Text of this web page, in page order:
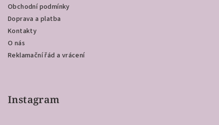
Obchodní podmínky
Doprava a platba
Kontakty
O nás
Reklamační řád a vrácení
Instagram